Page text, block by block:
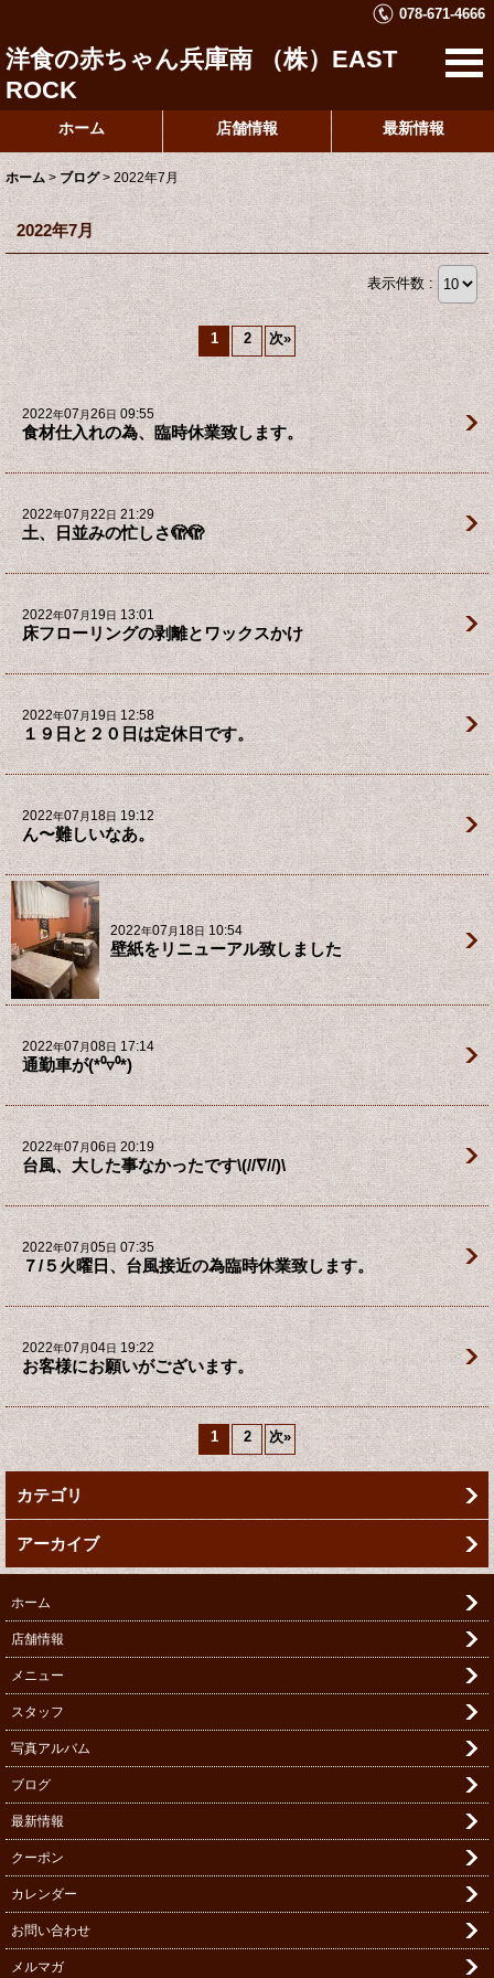
078-671-4666
洋食の赤ちゃん兵庫南 （株）EAST
ROCK
ホーム 店舗情報 最新情報
ホーム > ブログ > 2022年7月
2022年7月
表示件数 :
1 2 次»
2022年07 月26日 09:55
食材仕入れの為、臨時休業致します。
2022年07月22日 21:29
土、日並みの忙しさ🫣🫣
2022年07月 19日 13:01
床フローリングの剥離とワックスかけ
2022年07 月19日 12:58
１９日と２０日は定休日です。
2022年07月 18日19:12
ん〜難しいなあ。
2022年07 月18日 10:54
壁紙をリニューアル致しました
2022年07 月08日 17:14
通勤車が(*⁰▿⁰*)
2022年07 月06日 20:19
台風、大した事なかったです\(//∇//)\
2022年07月05日 07:35
７/５火曜日、台風接近の為臨時休業致します。
2022年07月04日 19:22
お客様にお願いがございます。
1 2 次»
カテゴリ
アーカイブ
ホーム
店舗情報
メニュー
スタッフ
写真アルバム
ブログ
最新情報
クーポン
カレンダー
お問い合わせ
メルマガ